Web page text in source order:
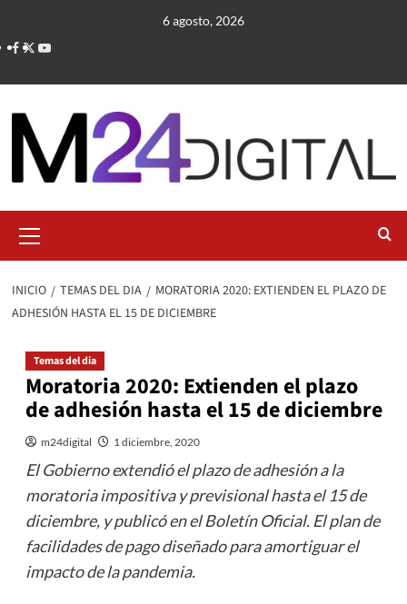
contenido
6 agosto, 2026
primario
INICIO TEMAS DEL DIA
MORATORIA 2020: EXTIENDEN EL PLAZO DE
ADHESIÓN HASTA EL 15 DE DICIEMBRE
Temas del dia
Moratoria 2020: Extienden el plazo
de adhesión hasta el 15 de diciembre
m24digital 1 diciembre, 2020
El Gobierno extendió el plazo de adhesión a la
moratoria impositiva y previsional hasta el 15 de
diciembre, y publicó en el Boletín Oficial. El plan de
facilidades de pago diseñado para amortiguar el
impacto de la pandemia.